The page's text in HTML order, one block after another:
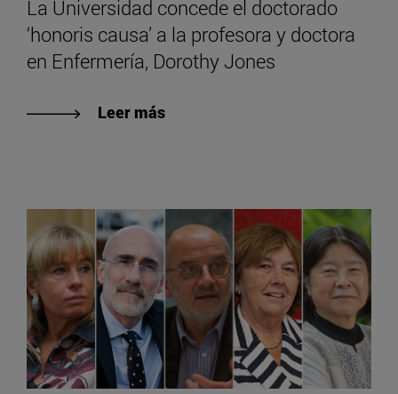
La Universidad concede el doctorado
‘honoris causa’ a la profesora y doctora
en Enfermería, Dorothy Jones
Leer más